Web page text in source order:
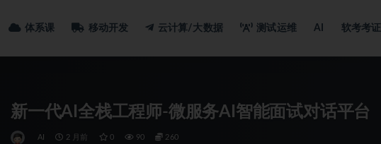
体系课 移动开发 云计算/大数据 测试运维 AI 软考考证
新一代AI全栈工程师-微服务AI智能面试对话平台
AI 2 月前 0 90 260